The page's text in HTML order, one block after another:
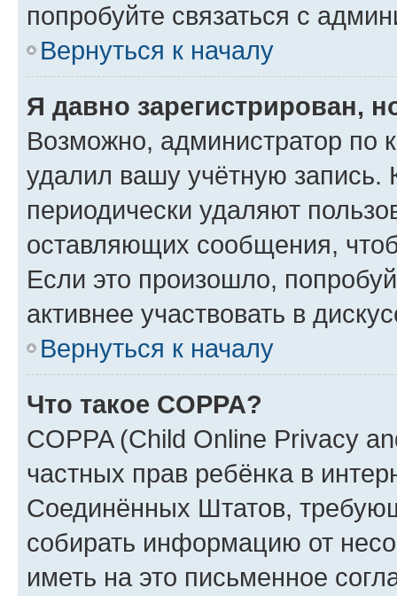
попробуйте связаться с
Вернуться к началу
Я давно зарегистрирован,
Возможно, администратор по
удалил вашу учётную запись.
периодически удаляют
оставляющих сообщения,
Если это произошло,
активнее участвовать в
Вернуться к началу
Что такое COPPA?
COPPA (Child Online Privacy
частных прав ребёнка в
Соединённых Штатов,
собирать информацию от
иметь на это письменное